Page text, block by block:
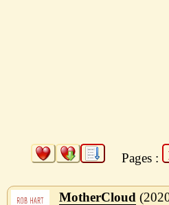
Pages :
MotherCloud